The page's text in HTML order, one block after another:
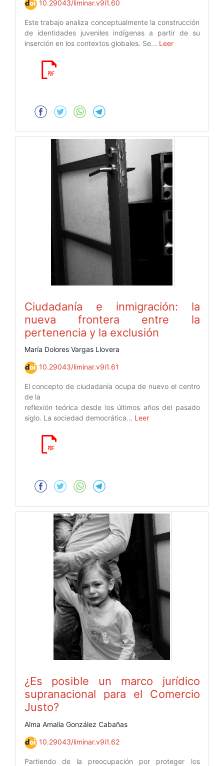
10.29043/liminar.v9i1.60
Este trabajo analiza conceptualmente la construcción
de identidades juveniles indígenas a partir de su
inserción en los contextos globales. Se... Leer
Ciudadanía e inmigración: la
nueva frontera entre la
pertenencia y la exclusión
María Dolores Vargas Llovera
10.29043/liminar.v9i1.61
El concepto de ciudadanía ocupa de nuevo el centro
de la
reflexión teórica desde los últimos años del pasado
siglo. La sociedad democrática... Leer
¿Es posible un marco jurídico
supranacional para el Comercio
Justo?
Alma Amalia González Cabañas
10.29043/liminar.v9i1.62
Partiendo de la preocupación por proteger los